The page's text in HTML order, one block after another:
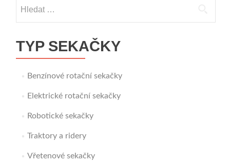
TYP SEKAČKY
Benzínové rotační sekačky
Elektrické rotační sekačky
Robotické sekačky
Traktory a ridery
Vřetenové sekačky